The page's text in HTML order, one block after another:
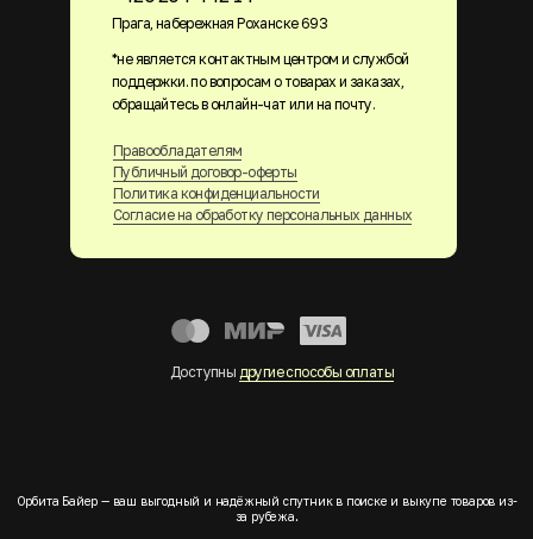
Прага, набережная Роханске 693
Правообладателям
Публичный договор-оферты
Политика конфиденциальности
Согласие на обработку персональных данных
Доступны другие способы оплаты
*не является контактным центром и службой
поддержки. по вопросам о товарах и заказах,
обращайтесь в онлайн-чат или на почту.
Орбита Байер — ваш выгодный и надёжный спутник в поиске и выкупе товаров из-
за рубежа.